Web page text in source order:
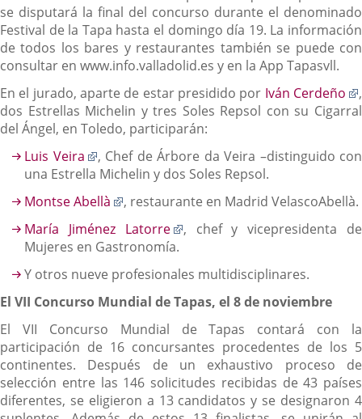
se disputará la final del concurso durante el denominado
Festival de la Tapa hasta el domingo día 19. La información
de todos los bares y restaurantes también se puede con
consultar en www.info.valladolid.es y en la App Tapasvll.
En el jurado, aparte de estar presidido por Iván Cerdeño
,
dos Estrellas Michelin y tres Soles Repsol con su Cigarral
del Ángel, en Toledo, participarán:
Luis Veira
Enlace
a
aplicación
externa.
, Chef de Árbore da Veira –distinguido con
una Estrella Michelin y dos Soles Repsol.
Montse Abellà
Enlace
una
aplicación
externa.
, restaurante en Madrid VelascoAbellà.
María Jiménez Latorre
Enlace
aplicación
externa.
, chef y vicepresidenta de
Mujeres en Gastronomía.
Y otros nueve profesionales multidisciplinares.
El VII Concurso Mundial de Tapas, el 8 de noviembre
El VII Concurso Mundial de Tapas contará con la
participación de 16 concursantes procedentes de los 5
continentes. Después de un exhaustivo proceso de
selección entre las 146 solicitudes recibidas de 43 países
diferentes, se eligieron a 13 candidatos y se designaron 4